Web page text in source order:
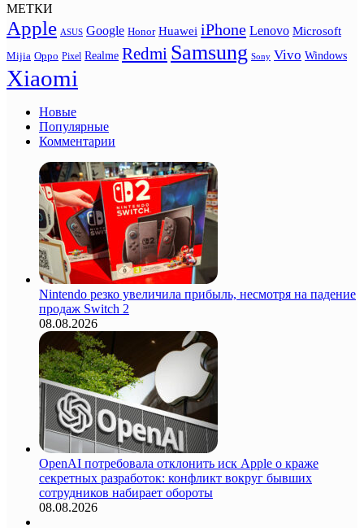
МЕТКИ
Apple ASUS Google Honor Huawei iPhone Lenovo Microsoft
Mijia Oppo Pixel Realme Redmi Samsung Sony Vivo Windows
Xiaomi
Новые
Популярные
Комментарии
Nintendo резко увеличила прибыль, несмотря на падение
продаж Switch 2
08.08.2026
OpenAI потребовала отклонить иск Apple о краже
секретных разработок: конфликт вокруг бывших
сотрудников набирает обороты
08.08.2026